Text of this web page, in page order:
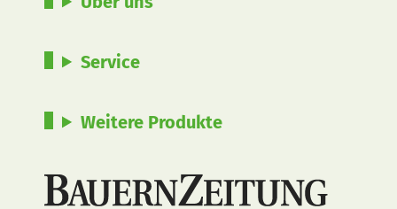
Service
Weitere Produkte